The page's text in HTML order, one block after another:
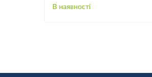
В наявності